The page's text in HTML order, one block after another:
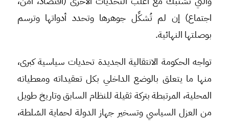
اجتماع) إن لم تُشكِّل جوهرها وتحدد أدواتها وترسم
بوصلتها النهائية.
تواجه الحكومة الانتقالية الجديدة تحديات سياسية كبرى،
منها ما يتعلق بالوضع الداخلي بكل تعقيداته ومعطياته
المحلية، المرتبطة بتركة ثقيلة للنظام السابق وتاريخ طويل
من العزل السياسي وتسخير جهاز الدولة لحماية السُلطة،